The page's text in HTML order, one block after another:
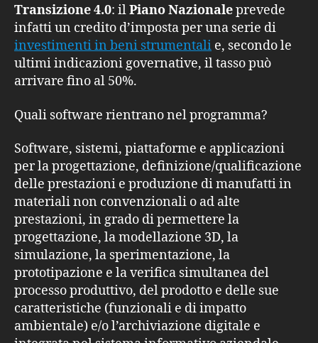
Transizione 4.0: ilPiano Nazionaleprevede
infatti un credito d’imposta per una serie di
investimenti in beni strumentali e, secondo le
ultimi indicazioni governative, il tasso può
arrivare fino al 50%.
Quali software rientrano nel programma?
Software, sistemi, piattaforme e applicazioni
per la progettazione, definizione/qualificazione
delle prestazioni e produzione di manufatti in
materiali non convenzionali o ad alte
prestazioni, in grado di permettere la
progettazione, la modellazione 3D, la
simulazione, la sperimentazione, la
prototipazione e la verifica simultanea del
processo produttivo, del prodotto e delle sue
caratteristiche (funzionali e di impatto
ambientale) e/o l’archiviazione digitale e